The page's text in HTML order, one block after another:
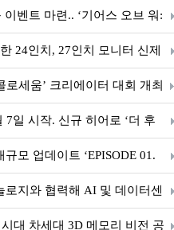
이벤트 마련.. ‘기어스 오브 워:
24인치, 27인치 모니터 신제
로세움’ 크리에이터 대회 개최
7일 시작. 신규 히어로 ‘더 후
모 업데이트 ‘EPISODE 01.
지와 협력해 AI 및 데이터센
토리지 아키텍처 시연
대 차세대 3D 메모리 비전 공